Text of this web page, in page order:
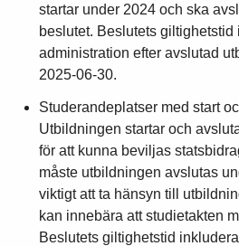
startar under 2024 och ska
beslutet. Beslutets giltighetstid
administration efter avslutad
2025-06-30.
Studerandeplatser med start
Utbildningen startar och
för att kunna beviljas
måste utbildningen avslutas
viktigt att ta hänsyn till
kan innebära att studietakten
Beslutets giltighetstid